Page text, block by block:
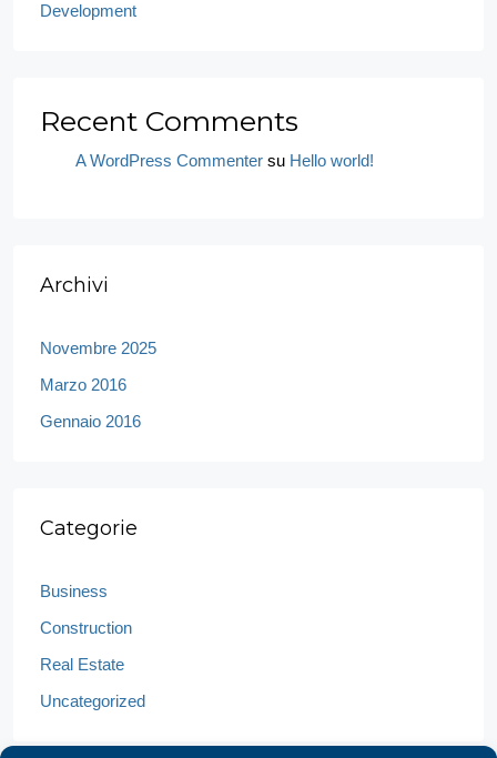
Development
Recent Comments
A WordPress Commenter su Hello world!
Archivi
Novembre 2025
Marzo 2016
Gennaio 2016
Categorie
Business
Construction
Real Estate
Uncategorized